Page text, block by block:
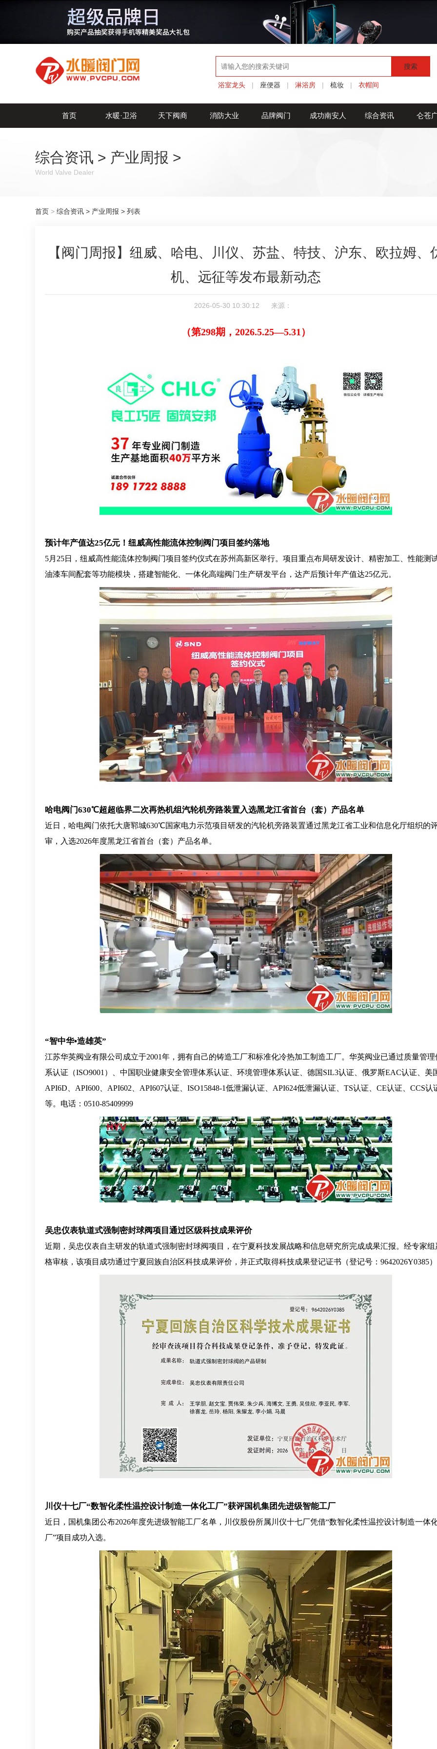
搜索
浴室龙头 | 座便器 | 淋浴房 | 梳妆 | 衣帽间
首页 水暖·卫浴 天下阀商 消防大业 品牌阀门 成功南安人 综合资讯 仑苍
综合资讯 > 产业周报 >
World Valve Dealer
首页 > 综合资讯 > 产业周报 > 列表
【阀门周报】纽威、哈电、川仪、苏盐、特技、沪东、欧拉姆、
机、远征等发布最新动态
2026-05-30 10:30:12 来源：
（第298期，2026.5.25—5.31）
预计年产值达25亿元！纽威高性能流体控制阀门项目签约落地
5月25日，纽威高性能流体控制阀门项目签约仪式在苏州高新区举行。项目重点布局研发设计、精密加工、性能测
油漆车间配套等功能模块，搭建智能化、一体化高端阀门生产研发平台，达产后预计年产值达25亿元。
哈电阀门630℃超超临界二次再热机组汽轮机旁路装置入选黑龙江省首台（套）产品名单
近日，哈电阀门依托大唐郓城630℃国家电力示范项目研发的汽轮机旁路装置通过黑龙江省工业和信息化厅组织的
审，入选2026年度黑龙江省首台（套）产品名单。
“智中华•造雄英”
江苏华英阀业有限公司成立于2001年，拥有自己的铸造工厂和标准化冷热加工制造工厂。华英阀业已通过质量管理
系认证（ISO9001）、中国职业健康安全管理体系认证、环境管理体系认证、德国SIL3认证、俄罗斯EAC认证、美
API6D、API600、API602、API607认证、ISO15848-1低泄漏认证、API624低泄漏认证、TS认证、CE认证、CCS认
等。电话：0510-85409999
吴忠仪表轨道式强制密封球阀项目通过区级科技成果评价
近期，吴忠仪表自主研发的轨道式强制密封球阀项目，在宁夏科技发展战略和信息研究所完成成果汇报。经专家组
格审核，该项目成功通过宁夏回族自治区科技成果评价，并正式取得科技成果登记证书（登记号：9642026Y0385
川仪十七厂“数智化柔性温控设计制造一体化工厂”获评国机集团先进级智能工厂
近日，国机集团公布2026年度先进级智能工厂名单，川仪股份所属川仪十七厂凭借“数智化柔性温控设计制造一体
厂”项目成功入选。